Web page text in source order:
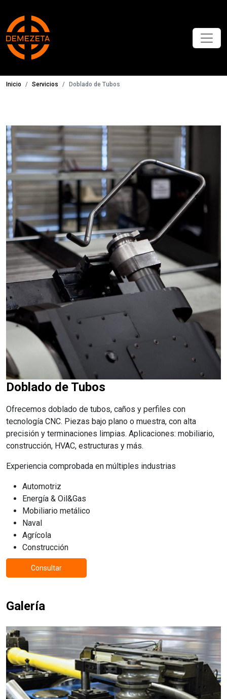
Inicio Servicios Doblado de Tubos
Doblado de Tubos
Ofrecemos doblado de tubos, caños y perfiles con
tecnología CNC. Piezas bajo plano o muestra, con alta
precisión y terminaciones limpias. Aplicaciones: mobiliario,
construcción, HVAC, estructuras y más.
Experiencia comprobada en múltiples industrias
Automotriz
Energía & Oil&Gas
Mobiliario metálico
Naval
Agrícola
Construcción
Consultar
Galería